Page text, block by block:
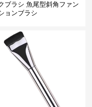
ブラシ 魚尾型斜角ファン
ョンブラシ